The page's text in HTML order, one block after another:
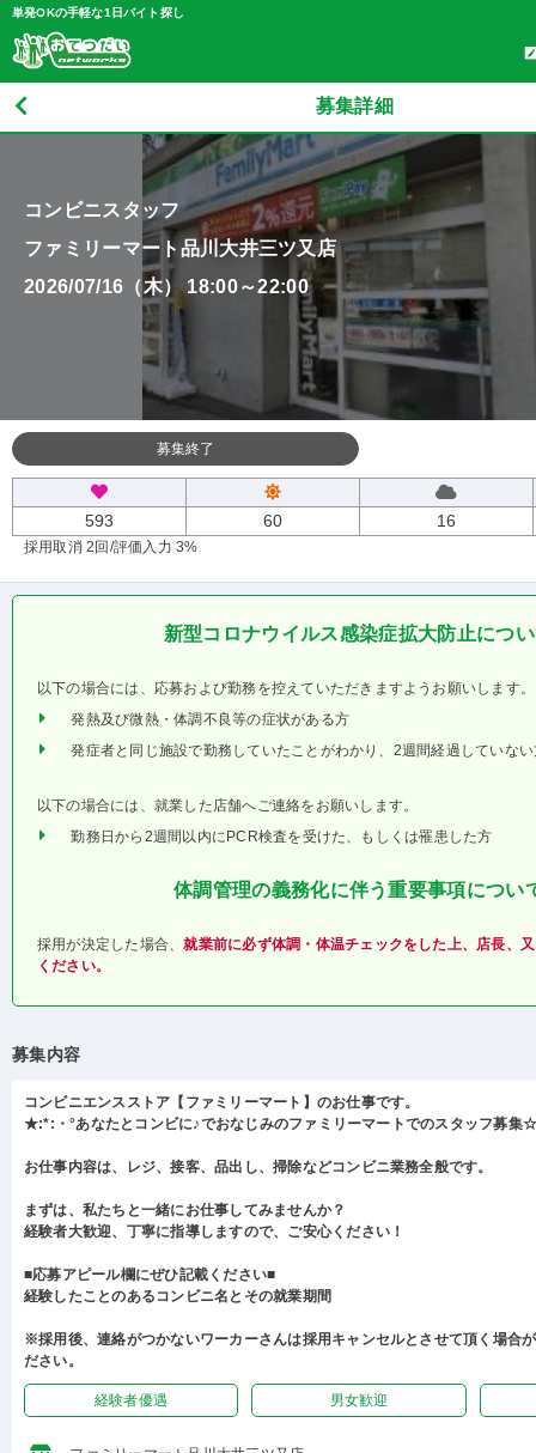
単発OKの手軽な1日バイト探し
募集詳細
コンビニスタッフ
ファミリーマート品川大井三ツ又店
2026/07/16（木） 18:00～22:00
募集終了
593 60 16
採用取消 2回 /評価入力 3%
新型コロナウイルス感染症拡大防止につ
以下の場合には、応募および勤務を控えていただきますようお願いします。
発熱及び微熱・体調不良等の症状がある方
発症者と同じ施設で勤務していたことがわかり、2週間経過していな
以下の場合には、就業した店舗へご連絡をお願いします。
勤務日から2週間以内にPCR検査を受けた、もしくは罹患した方
体調管理の義務化に伴う重要事項につい
採用が決定した場合、就業前に必ず体調・体温チェックをした上、店長、
ください。
募集内容
コンビニエンスストア【ファミリーマート】のお仕事です。
★:*:・°あなたとコンビに♪でおなじみのファミリーマートでのスタッフ募集
お仕事内容は、レジ、接客、品出し、掃除などコンビニ業務全般です。
まずは、私たちと一緒にお仕事してみませんか？
経験者大歓迎、丁寧に指導しますので、ご安心ください！
■応募アピール欄にぜひ記載ください■
経験したことのあるコンビニ名とその就業期間
※採用後、連絡がつかないワーカーさんは採用キャンセルとさせて頂く場合
ださい。
経験者優遇 男女歓迎